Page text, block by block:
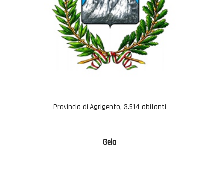
Provincia di Agrigento, 3.514 abitanti
Gela